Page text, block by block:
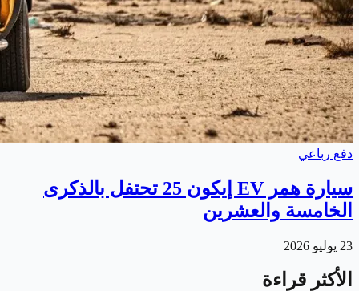
دفع رباعي
سيارة همر EV إيكون 25 تحتفل بالذكرى
الخامسة والعشرين
23 يوليو 2026
الأكثر قراءة